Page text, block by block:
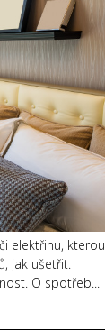
elektřinu, kterou
jak ušetřit.
O spotřeb...